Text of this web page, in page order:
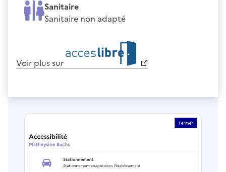
Sanitaire
Sanitaire non adapté
Voir plus sur